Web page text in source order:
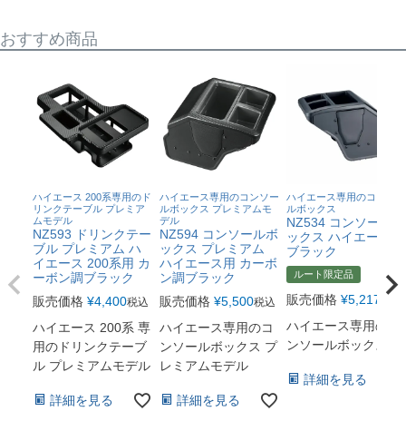
おすすめ商品
ハイエース 200系専用のド
リンクテーブル プレミア
ムモデル
NZ593 ドリンクテー
ブル プレミアム ハ
イエース 200系用 カ
ーボン調ブラック
販売価格 ¥4,400税込
ハイエース 200系 専
用のドリンクテーブ
ル プレミアムモデル
詳細を見る
ハイエース専用のコンソー
ルボックス プレミアムモ
デル
NZ594 コンソールボ
ックス プレミアム
ハイエース用 カーボ
ン調ブラック
販売価格 ¥5,500税込
ハイエース専用のコ
ンソールボックス プ
レミアムモデル
詳細を見る
ハイエース専用のコンソー
ルボックス
NZ534 コンソールボ
ックス ハイエース用
ブラック
ルート限定品
販売価格 ¥5,217
ハイエース専用のコ
ンソールボックス
詳細を見る